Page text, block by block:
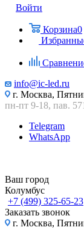
Войти
Корзина0
info@ic-led.ru
г. Москва,
пн-пт 9-18, пав.
Telegram
WhatsApp
Ваш город
Колумбус
+7 (499) 325-65-23
Заказать звонок
г. Москва,